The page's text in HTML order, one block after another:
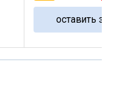
оставить